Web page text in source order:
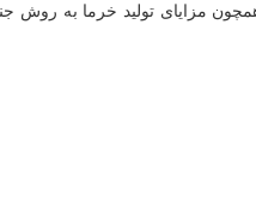
همچون مزایای تولید خرما به روش